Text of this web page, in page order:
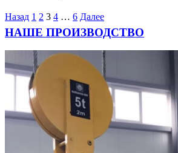
Назад 1 2 3 4 … 6 Далее
НАШЕ ПРОИЗВОДСТВО